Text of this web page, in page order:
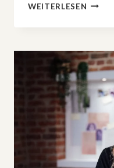
WEITERLESEN SHOW-
BEI
IM